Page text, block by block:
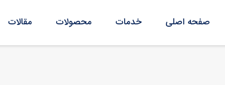
صفحه اصلی خدمات محصولات مقالات